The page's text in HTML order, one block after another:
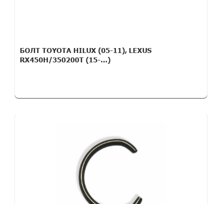
БОЛТ TOYOTA HILUX (05-11), LEXUS
RX450H/350200T (15-…)